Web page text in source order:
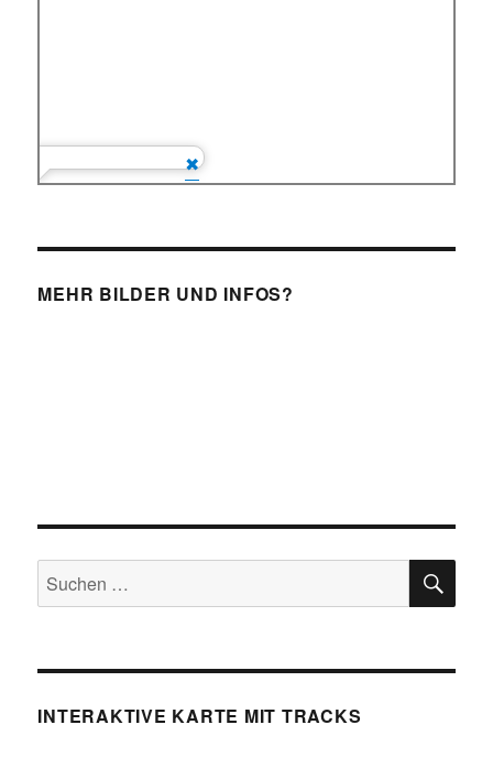
MEHR BILDER UND INFOS?
Suchen
nach:
INTERAKTIVE KARTE MIT TRACKS